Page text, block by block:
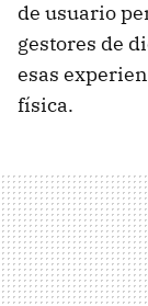
de usuario
gestores de
esas
física.